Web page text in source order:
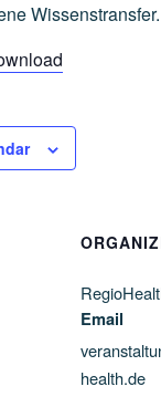
Wissenstransfer.
Email
health.de